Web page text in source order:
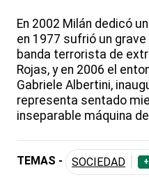
En 2002 Milán dedicó
en 1977 sufrió un
banda terrorista de
Rojas, y en 2006 el
Gabriele Albertini,
representa sentado
inseparable máquina
TEMAS - SOCIEDAD +